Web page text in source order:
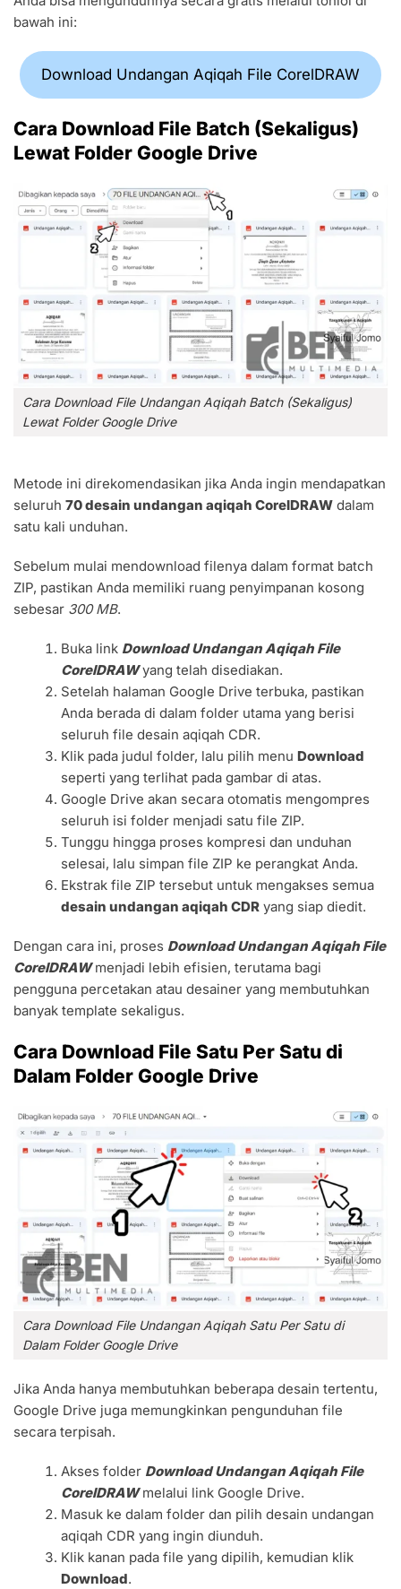
bawah ini:
Download Undangan Aqiqah File CorelDRAW
Cara Download File Batch (Sekaligus)
Lewat Folder Google Drive
Cara Download File Undangan Aqiqah Batch (Sekaligus)
Lewat Folder Google Drive
Metode ini direkomendasikan jika Anda ingin mendapatkan
seluruh 70 desain undangan aqiqah CorelDRAW dalam
satu kali unduhan.
Sebelum mulai mendownload filenya dalam format batch
ZIP, pastikan Anda memiliki ruang penyimpanan kosong
sebesar 300 MB.
Buka link Download Undangan Aqiqah File
CorelDRAWyang telah disediakan.
Setelah halaman Google Drive terbuka, pastikan
Anda berada di dalam folder utama yang berisi
seluruh file desain aqiqah CDR.
Klik pada judul folder, lalu pilih menuDownload
seperti yang terlihat pada gambar di atas.
Google Drive akan secara otomatis mengompres
seluruh isi folder menjadi satu file ZIP.
Tunggu hingga proses kompresi dan unduhan
selesai, lalu simpan file ZIP ke perangkat Anda.
Ekstrak file ZIP tersebut untuk mengakses semua
desain undangan aqiqah CDR yang siap diedit.
Dengan cara ini, proses Download Undangan Aqiqah File
CorelDRAWmenjadi lebih efisien, terutama bagi
pengguna percetakan atau desainer yang membutuhkan
banyak template sekaligus.
Cara Download File Satu Per Satu di
Dalam Folder Google Drive
Cara Download File Undangan Aqiqah Satu Per Satu di
Dalam Folder Google Drive
Jika Anda hanya membutuhkan beberapa desain tertentu,
Google Drive juga memungkinkan pengunduhan file
secara terpisah.
Akses folder Download Undangan Aqiqah File
CorelDRAWmelalui link Google Drive.
Masuk ke dalam folder dan pilih desain undangan
aqiqah CDR yang ingin diunduh.
Klik kanan pada file yang dipilih, kemudian klik
Download.